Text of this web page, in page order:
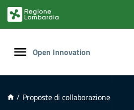
PRINCIPALE
Open Innovation
/ Proposte di collaborazione